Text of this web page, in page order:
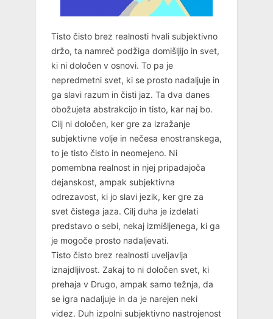
Tisto čisto brez realnosti hvali subjektivno
držo, ta namreč podžiga domišljijo in svet,
ki ni določen v osnovi. To pa je
nepredmetni svet, ki se prosto nadaljuje in
ga slavi razum in čisti jaz. Ta dva danes
obožujeta abstrakcijo in tisto, kar naj bo.
Cilj ni določen, ker gre za izražanje
subjektivne volje in nečesa enostranskega,
to je tisto čisto in neomejeno. Ni
pomembna realnost in njej pripadajoča
dejanskost, ampak subjektivna
odrezavost, ki jo slavi jezik, ker gre za
svet čistega jaza. Cilj duha je izdelati
predstavo o sebi, nekaj izmišljenega, ki ga
je mogoče prosto nadaljevati.
Tisto čisto brez realnosti uveljavlja
iznajdljivost. Zakaj to ni določen svet, ki
prehaja v Drugo, ampak samo težnja, da
se igra nadaljuje in da je narejen neki
videz. Duh izpolni subjektivno nastrojenost